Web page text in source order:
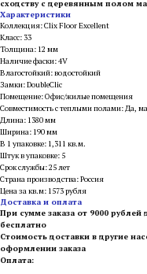
сходству с деревянным полом
Характеристики
Коллекция: Clix Floor Excellent
Класс: 33
Толщина: 12 мм
Наличие фаски: 4V
Влагостойкий: водостойкий
Замки: DoubleClic
Помещение: Офис/жилые помещения
Совместимость с теплыми полами: Да,
Длина: 1380 мм
Ширина: 190 мм
В 1 упаковке: 1,311 кв.м.
Штук в упаковке: 5
Срок службы: 25 лет
Страна производства: Россия
Цена за кв.м: 1573 рубля
Доставка и оплата
При сумме заказа от 9000
бесплатно
Стоимость доставки в другие
оформлении заказа
Оплата: